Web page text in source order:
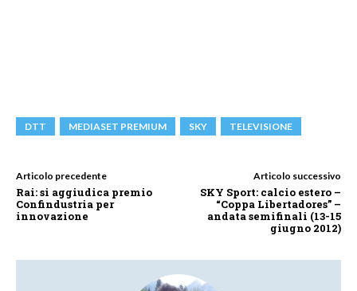
DTT MEDIASET PREMIUM SKY TELEVISIONE
Articolo precedente
Rai: si aggiudica premio
Confindustria per
innovazione
Articolo successivo
SKY Sport: calcio estero –
“Coppa Libertadores” –
andata semifinali (13-15
giugno 2012)